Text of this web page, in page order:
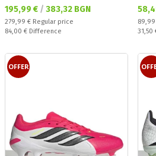
Текуща цена:
195,99 € / 383,32 BGN
Regular price:
279,99 € Regular price
Спестявате:
84,00 € Difference 31,50
OFFER